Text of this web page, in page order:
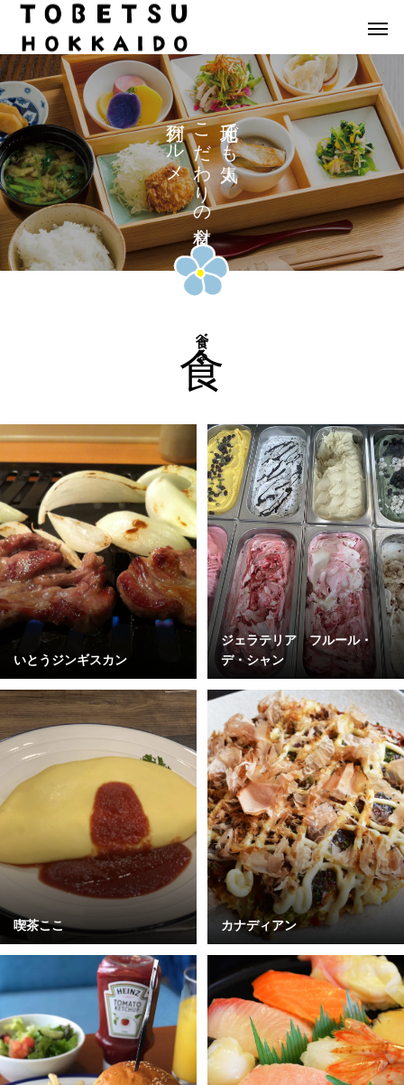
で
も
こ
だ
わ
り
の
グ
ル
メ
食べる
いとうジンギスカン
ジェラテリア フルール・
デ・シャン
喫茶ここ カナディアン